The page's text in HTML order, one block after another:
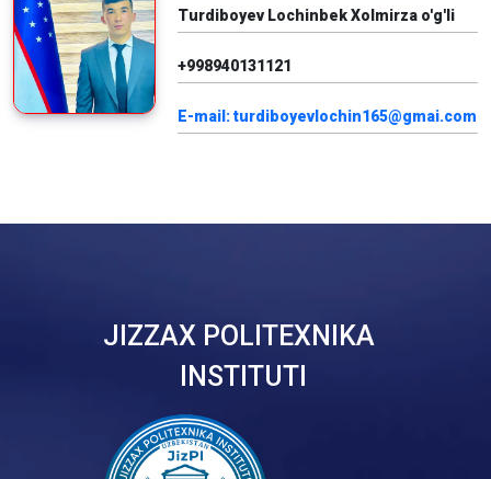
Turdiboyev Lochinbek Xolmirza o'g'li
+998940131121
E-mail: turdiboyevlochin165@gmai.com
JIZZAX POLITEXNIKA
INSTITUTI